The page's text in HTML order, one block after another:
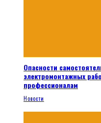
Опасности
электромонтажных
профессионалам
Новости